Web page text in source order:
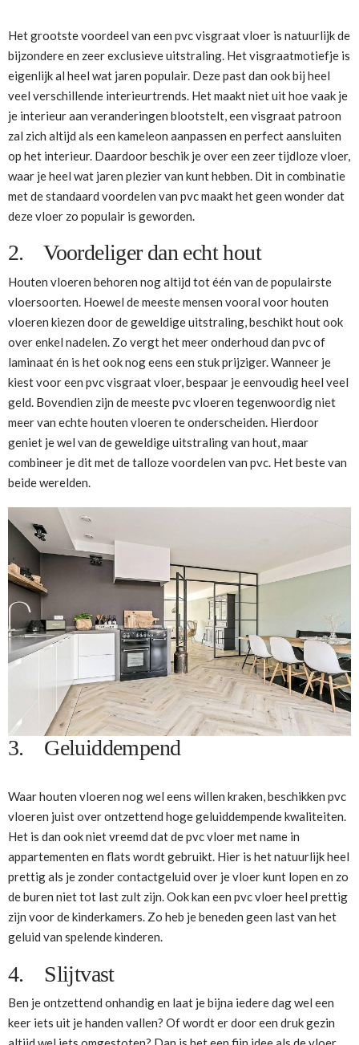
Het grootste voordeel van een pvc visgraat vloer is natuurlijk de
bijzondere en zeer exclusieve uitstraling. Het visgraatmotiefje is
eigenlijk al heel wat jaren populair. Deze past dan ook bij heel
veel verschillende interieurtrends. Het maakt niet uit hoe vaak je
je interieur aan veranderingen blootstelt, een visgraat patroon
zal zich altijd als een kameleon aanpassen en perfect aansluiten
op het interieur. Daardoor beschik je over een zeer tijdloze vloer,
waar je heel wat jaren plezier van kunt hebben. Dit in combinatie
met de standaard voordelen van pvc maakt het geen wonder dat
deze vloer zo populair is geworden.
2. Voordeliger dan echt hout
Houten vloeren behoren nog altijd tot één van de populairste
vloersoorten. Hoewel de meeste mensen vooral voor houten
vloeren kiezen door de geweldige uitstraling, beschikt hout ook
over enkel nadelen. Zo vergt het meer onderhoud dan pvc of
laminaat én is het ook nog eens een stuk prijziger. Wanneer je
kiest voor een pvc visgraat vloer, bespaar je eenvoudig heel veel
geld. Bovendien zijn de meeste pvc vloeren tegenwoordig niet
meer van echte houten vloeren te onderscheiden. Hierdoor
geniet je wel van de geweldige uitstraling van hout, maar
combineer je dit met de talloze voordelen van pvc. Het beste van
beide werelden.
3. Geluiddempend
Waar houten vloeren nog wel eens willen kraken, beschikken pvc
vloeren juist over ontzettend hoge geluiddempende kwaliteiten.
Het is dan ook niet vreemd dat de pvc vloer met name in
appartementen en flats wordt gebruikt. Hier is het natuurlijk heel
prettig als je zonder contactgeluid over je vloer kunt lopen en zo
de buren niet tot last zult zijn. Ook kan een pvc vloer heel prettig
zijn voor de kinderkamers. Zo heb je beneden geen last van het
geluid van spelende kinderen.
4. Slijtvast
Ben je ontzettend onhandig en laat je bijna iedere dag wel een
keer iets uit je handen vallen? Of wordt er door een druk gezin